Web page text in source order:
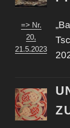
=> Nr.
20,
21.5.2023